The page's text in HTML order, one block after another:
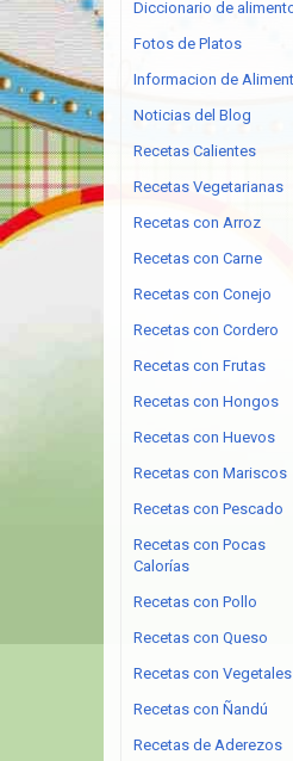
Diccionario de
Fotos de Platos
Informacion de
Noticias del Blog
Recetas Calientes
Recetas Vegetarianas
Recetas con Arroz
Recetas con Carne
Recetas con Conejo
Recetas con Cordero
Recetas con Frutas
Recetas con Hongos
Recetas con Huevos
Recetas con Mariscos
Recetas con Pescado
Recetas con Pocas
Calorías
Recetas con Pollo
Recetas con Queso
Recetas con Vegetales
Recetas con Ñandú
Recetas de Aderezos